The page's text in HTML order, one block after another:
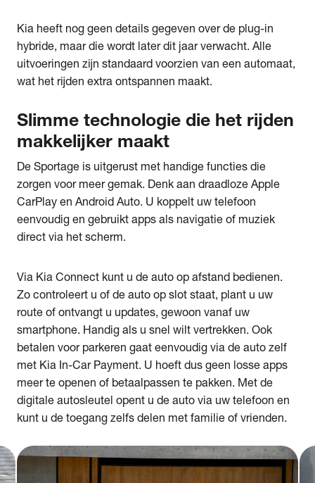
Kia heeft nog geen details gegeven over de plug-in
hybride, maar die wordt later dit jaar verwacht. Alle
uitvoeringen zijn standaard voorzien van een automaat,
wat het rijden extra ontspannen maakt.
Slimme technologie die het rijden
makkelijker maakt
De Sportage is uitgerust met handige functies die
zorgen voor meer gemak. Denk aan draadloze Apple
CarPlay en Android Auto. U koppelt uw telefoon
eenvoudig en gebruikt apps als navigatie of muziek
direct via het scherm.
Via Kia Connect kunt u de auto op afstand bedienen.
Zo controleert u of de auto op slot staat, plant u uw
route of ontvangt u updates, gewoon vanaf uw
smartphone. Handig als u snel wilt vertrekken. Ook
betalen voor parkeren gaat eenvoudig via de auto zelf
met Kia In-Car Payment. U hoeft dus geen losse apps
meer te openen of betaalpassen te pakken. Met de
digitale autosleutel opent u de auto via uw telefoon en
kunt u de toegang zelfs delen met familie of vrienden.